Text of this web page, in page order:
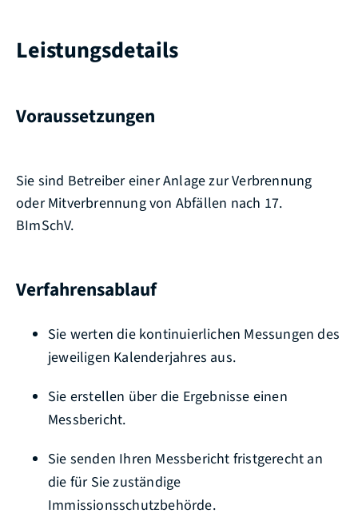
Leistungsdetails
Voraussetzungen
Sie sind Betreiber einer Anlage zur Verbrennung
oder Mitverbrennung von Abfällen nach 17.
BImSchV.
Verfahrensablauf
Sie werten die kontinuierlichen Messungen des
jeweiligen Kalenderjahres aus.
Sie erstellen über die Ergebnisse einen
Messbericht.
Sie senden Ihren Messbericht fristgerecht an
die für Sie zuständige
Immissionsschutzbehörde.